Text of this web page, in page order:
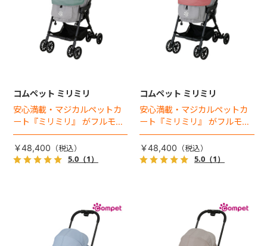
コムペット ミリミリ
安心満載・マジカルペットカ
ート『ミリミリ』 がフルモデ
ルチェンジ。 新機能「マジカ
ルフォールディング」搭載
￥48,400
5.0（1）
コムペット ミリミリ
安心満載・マジカルペットカ
ート『ミリミリ』 がフルモデ
ルチェンジ。 新機能「マジカ
ルフォールディング」搭載
￥48,400
5.0（1）